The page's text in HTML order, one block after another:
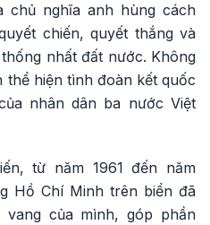
chủ nghĩa anh hùng cách
chiến, quyết thắng và
nhất đất nước. Không
hiện tình đoàn kết quốc
nhân dân ba nước Việt
từ năm 1961 đến năm
Hồ Chí Minh trên biển đã
của mình, góp phần